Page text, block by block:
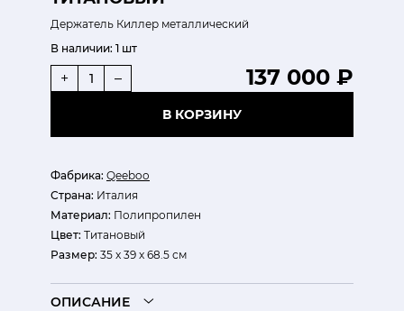
Держатель Киллер металлический
Фабрика: Qeeboo
Страна: Италия
Материал: Полипропилен
Цвет: Титановый
Размер: 35 x 39 x 68.5 см
В наличии: 1 шт
137 000 ₽
+ –
В КОРЗИНУ
ОПИСАНИЕ